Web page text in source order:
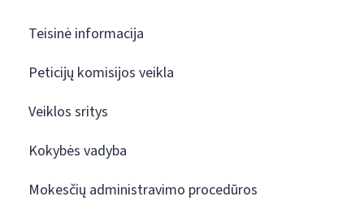
Teisinė informacija
Peticijų komisijos veikla
Veiklos sritys
Kokybės vadyba
Mokesčių administravimo procedūros